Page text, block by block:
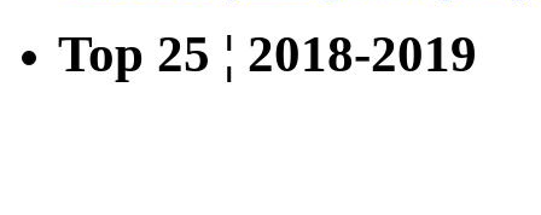
Top 25 ¦ 2018-2019